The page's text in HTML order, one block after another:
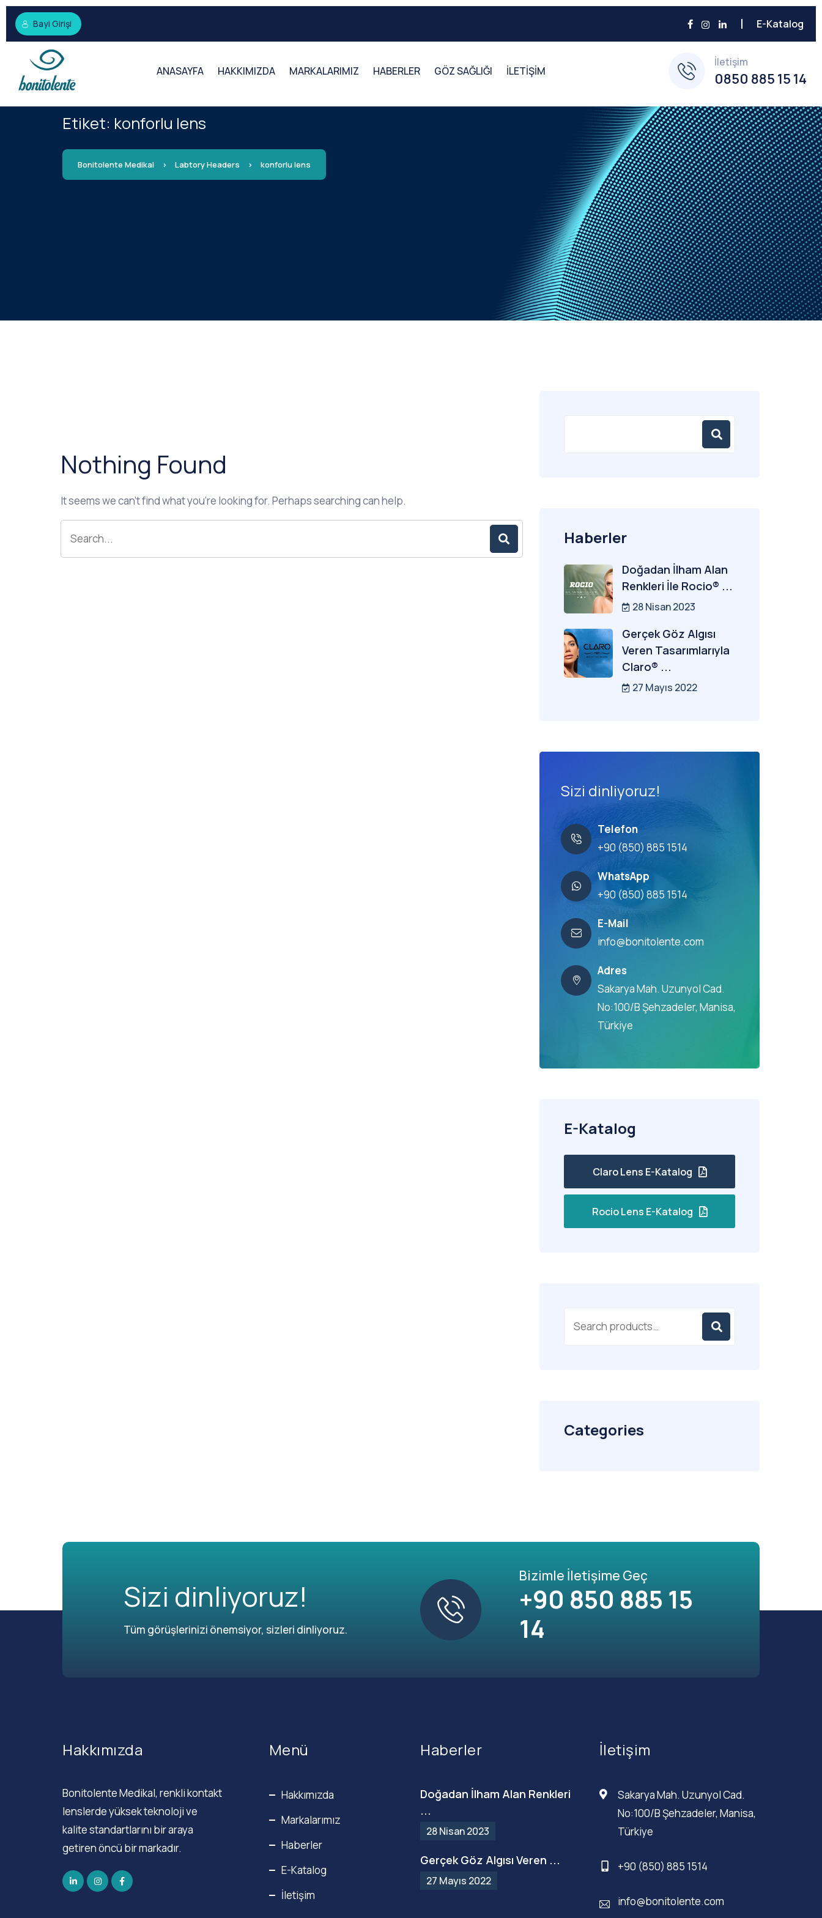
Bayi Girişi E-Katalog
ANASAYFA HAKKIMIZDA MARKALARIMIZ HABERLER GÖZ SAĞLIĞI İLETİŞİM
İletişim
0850 885 15 14
Etiket: konforlu lens
Bonitolente Medikal > Labtory Headers > konforlu lens
Nothing Found
It seems we can’t find what you’re looking for. Perhaps searching can help.
Haberler
Doğadan İlham Alan
Renkleri İle Rocio® ...
28 Nisan 2023
Gerçek Göz Algısı
Veren Tasarımlarıyla
Claro® ...
27 Mayıs 2022
Sizi dinliyoruz!
Telefon
+90 (850) 885 1514
WhatsApp
+90 (850) 885 1514
E-Mail
info@bonitolente.com
Adres
Sakarya Mah. Uzunyol Cad.
No:100/B Şehzadeler, Manisa,
Türkiye
E-Katalog
Claro Lens E-Katalog
Rocio Lens E-Katalog
Categories
Sizi dinliyoruz!
Tüm görüşlerinizi önemsiyor, sizleri dinliyoruz.
Bizimle İletişime Geç
+90 850 885 15
14
Hakkımızda
Bonitolente Medikal, renkli kontakt
lenslerde yüksek teknoloji ve
kalite standartlarını bir araya
getiren öncü bir markadır.
Menü
Hakkımızda
Markalarımız
Haberler
E-Katalog
İletişim
Haberler
Doğadan İlham Alan Renkleri
...
28 Nisan 2023
Gerçek Göz Algısı Veren ...
27 Mayıs 2022
İletişim
Sakarya Mah. Uzunyol Cad.
No:100/B Şehzadeler, Manisa,
Türkiye
+90 (850) 885 1514
info@bonitolente.com